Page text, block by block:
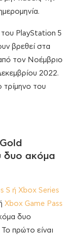
PlayStation 5
βρεθεί στα
τον Νοέμβριο
2022.
τρίμηνο του
δυο ακόμα
S ή Xbox Series
Xbox Game Pass
δυο
πρώτο είναι